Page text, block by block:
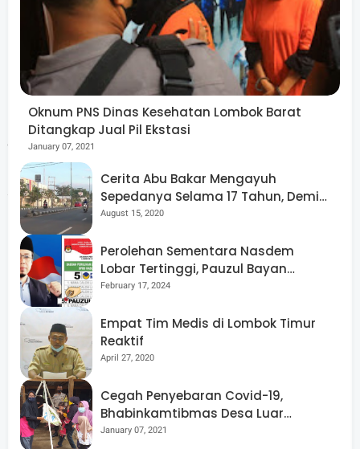
Iqbal berharap langkah awal ini dapat diikuti dengan
kebijakan yang lebih progresif pada masa mendatang.
Gubernur Iqbal juga mengungkapkan bahwa komunikasi
dengan pemerintah pusat berjalan baik. Dirinya
menyebut Menteri terkait memiliki kepedulian terhadap
sekolah swasta, bahkan memiliki pengalaman mengelola
ribuan sekolah swasta.
Ke depan pembandingan antara sekolah swasta dan
negeri tidak lagi diarahkan untuk menciptakan
perbedaan, melainkan mendorong kesetaraan dalam
kebijakan dan dukungan.
Oknum PNS Dinas Kesehatan Lombok Barat
Ditangkap Jual Pil Ekstasi
January 07, 2021
Cerita Abu Bakar Mengayuh
Sepedanya Selama 17 Tahun, Demi
Menggelorakan Kemerdekaan
August 15, 2020
Perolehan Sementara Nasdem
Lobar Tertinggi, Pauzul Bayan
Berpeluang “Rebut” Kursi Dapil 3
February 17, 2024
Empat Tim Medis di Lombok Timur
Reaktif
April 27, 2020
Cegah Penyebaran Covid-19,
Bhabinkamtibmas Desa Luar
Pantau Kegiatan Posyandu
January 07, 2021